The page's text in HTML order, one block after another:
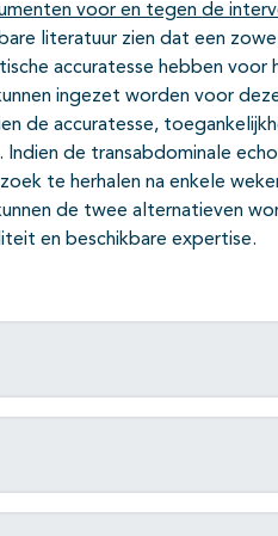
voor en tegen de
literatuur zien dat een
accuratesse hebben voor
ingezet worden voor
de accuratesse,
de transabdominale
te herhalen na enkele
de twee alternatieven
en beschikbare expertise.